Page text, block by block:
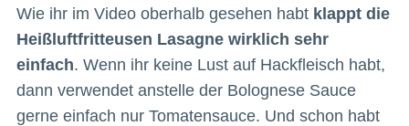
Wie ihr im Video oberhalb gesehen habt klappt die
Heißluftfritteusen Lasagne wirklich sehr
einfach. Wenn ihr keine Lust auf Hackfleisch habt,
dann verwendet anstelle der Bolognese Sauce
gerne einfach nur Tomatensauce. Und schon habt